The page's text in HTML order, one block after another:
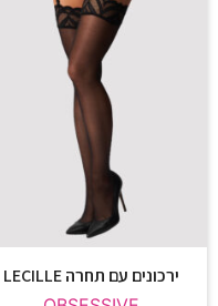
ירכונים עם תחרה LECILLE